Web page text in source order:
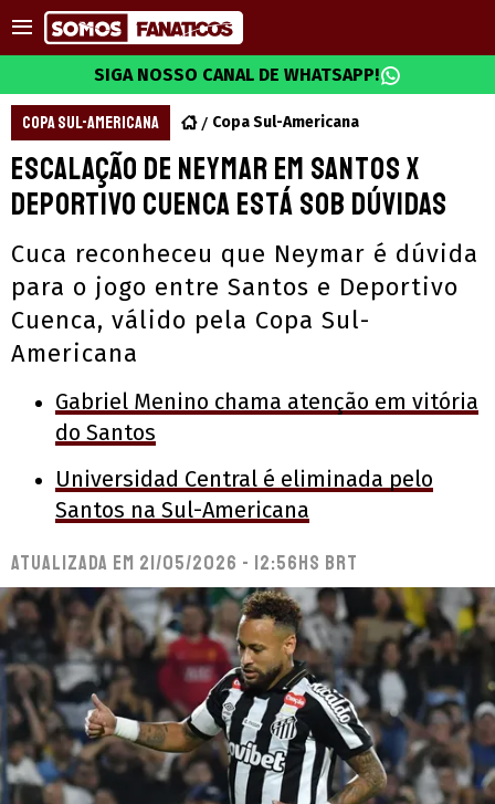
SIGA NOSSO CANAL DE WHATSAPP!
COPA SUL-AMERICANA Copa Sul-Americana
Escalação de Neymar em Santos x
Deportivo Cuenca está sob dúvidas
Cuca reconheceu que Neymar é dúvida
para o jogo entre Santos e Deportivo
Cuenca, válido pela Copa Sul-
Americana
Gabriel Menino chama atenção em vitória
do Santos
Universidad Central é eliminada pelo
Santos na Sul-Americana
Atualizada em 21/05/2026 - 12:56hs BRT